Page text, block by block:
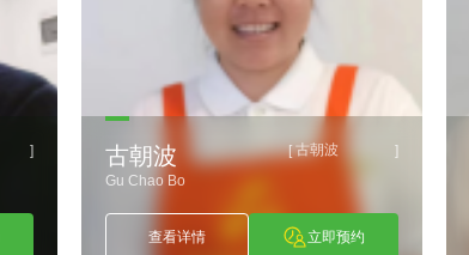
] [ 古朝波 ]
古朝波
Gu Chao Bo
查看详情 立即预约